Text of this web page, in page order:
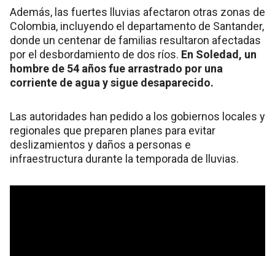
Además, las fuertes lluvias afectaron otras zonas de
Colombia, incluyendo el departamento de Santander,
donde un centenar de familias resultaron afectadas
por el desbordamiento de dos ríos. En Soledad, un
hombre de 54 años fue arrastrado por una
corriente de agua y sigue desaparecido.
Las autoridades han pedido a los gobiernos locales y
regionales que preparen planes para evitar
deslizamientos y daños a personas e
infraestructura durante la temporada de lluvias.